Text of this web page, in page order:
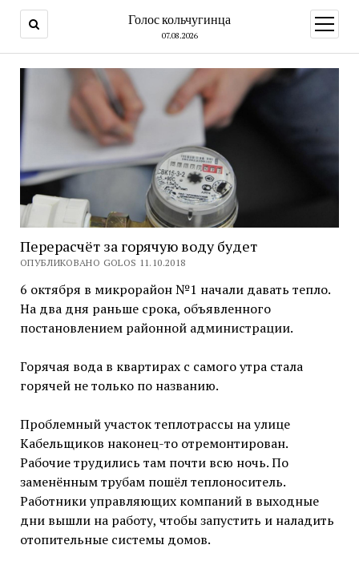
Голос кольчугинца
07.08.2026
меню
Перерасчёт за горячую воду будет
ОПУБЛИКОВАНО GOLOS 11.10.2018
6 октября в микрорайон №1 начали давать тепло.
На два дня раньше срока, объявленного
постановлением районной администрации.
Горячая вода в квартирах с самого утра стала
горячей не только по названию.
Проблемный участок теплотрассы на улице
Кабельщиков наконец-то отремонтирован.
Рабочие трудились там почти всю ночь. По
заменённым трубам пошёл теплоноситель.
Работники управляющих компаний в выходные
дни вышли на работу, чтобы запустить и наладить
отопительные системы домов.